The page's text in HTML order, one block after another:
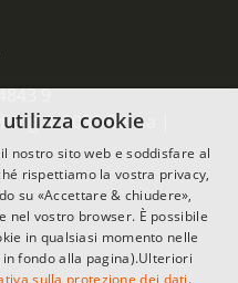
9
8, 3030 Berna |
cookie
nostro sito web e soddisfare al
rispettiamo la vostra privacy,
su «Accettare & chiudere»,
nel vostro browser. È possibile
in qualsiasi momento nelle
fondo alla pagina).Ulteriori
sulla protezione dei dati.